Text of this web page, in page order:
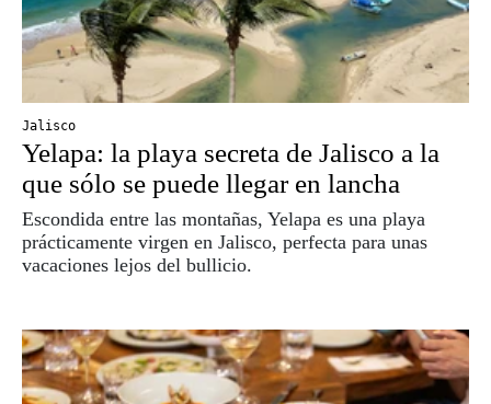
Jalisco
Yelapa: la playa secreta de Jalisco a la
que sólo se puede llegar en lancha
Escondida entre las montañas, Yelapa es una playa
prácticamente virgen en Jalisco, perfecta para unas
vacaciones lejos del bullicio.